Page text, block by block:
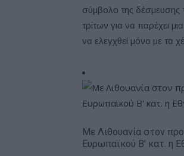
σύμβολο της δέσμευσης
τρίτων για να παρέχει
να ελεγχθεί μόνο με τα
Με Λιθουανία στον
Ευρωπαϊκού Β' κατ. η